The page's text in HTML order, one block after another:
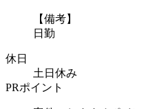
【備考】
日勤
休日
土日休み
PRポイント